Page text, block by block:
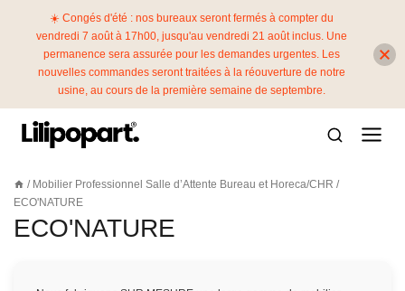
/ Mobilier Professionnel Salle d’Attente Bureau et Horeca/CHR /
ECO'NATURE
ECO'NATURE
☀️ Congés d'été : nos bureaux seront fermés à compter du
vendredi 7 août à 17h00, jusqu'au vendredi 21 août inclus. Une
permanence sera assurée pour les demandes urgentes. Les
nouvelles commandes seront traitées à la réouverture de notre
usine, au cours de la première semaine de septembre.